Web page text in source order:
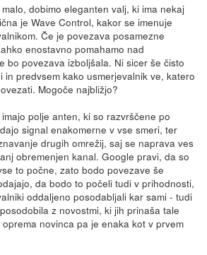
dobimo eleganten valj, ki ima nekaj
je Wave Control, kakor se imenuje
Če je povezava posamezne
enostavno pomahamo nad
bo povezava izboljšala. Ni sicer še čisto
in predvsem kako usmerjevalnik ve, katero
Mogoče najbližjo?
polje anten, ki so razvrščene po
signal enakomerne v vse smeri, ter
drugih omrežij, saj se naprava ves
obremenjen kanal. Google pravi, da so
to počne, zato bodo povezave še
da bodo to počeli tudi v prihodnosti,
oddaljeno posodabljali kar sami - tudi
z novostmi, ki jih prinaša tale
novinca pa je enaka kot v prvem